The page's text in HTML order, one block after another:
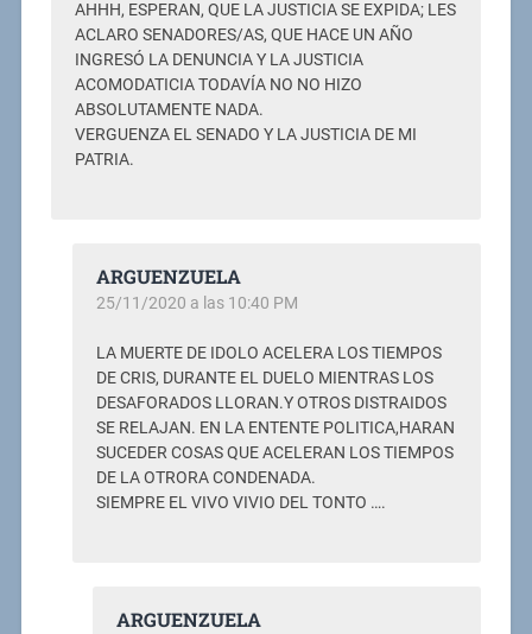
AHHH, ESPERAN, QUE LA JUSTICIA SE EXPIDA; LES
ACLARO SENADORES/AS, QUE HACE UN AÑO
INGRESÓ LA DENUNCIA Y LA JUSTICIA
ACOMODATICIA TODAVÍA NO NO HIZO
ABSOLUTAMENTE NADA.
VERGUENZA EL SENADO Y LA JUSTICIA DE MI
PATRIA.
ARGUENZUELA
25/11/2020 a las 10:40 PM
LA MUERTE DE IDOLO ACELERA LOS TIEMPOS
DE CRIS, DURANTE EL DUELO MIENTRAS LOS
DESAFORADOS LLORAN.Y OTROS DISTRAIDOS
SE RELAJAN. EN LA ENTENTE POLITICA,HARAN
SUCEDER COSAS QUE ACELERAN LOS TIEMPOS
DE LA OTRORA CONDENADA.
SIEMPRE EL VIVO VIVIO DEL TONTO ….
ARGUENZUELA